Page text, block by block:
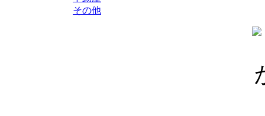
その他